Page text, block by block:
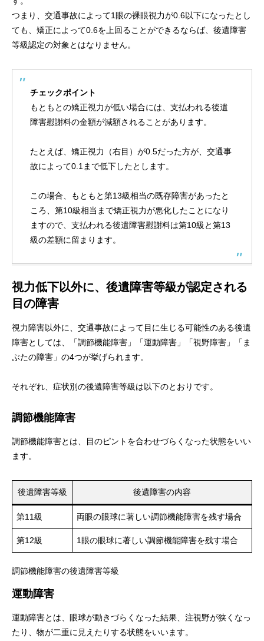
つまり、交通事故によって1眼の裸眼視力が0.6以下になったとし
ても、矯正によって0.6を上回ることができるならば、後遺障害
等級認定の対象とはなりません。
チェックポイント
もともとの矯正視力が低い場合には、支払われる後遺
障害慰謝料の金額が減額されることがあります。
たとえば、矯正視力（右目）が0.5だった方が、交通事
故によって0.1まで低下したとします。
この場合、もともと第13級相当の既存障害があったと
ころ、第10級相当まで矯正視力が悪化したことになり
ますので、支払われる後遺障害慰謝料は第10級と第13
級の差額に留まります。
視力低下以外に、後遺障害等級が認定される
目の障害
視力障害以外に、交通事故によって目に生じる可能性のある後遺
障害としては、「調節機能障害」「運動障害」「視野障害」「ま
ぶたの障害」の4つが挙げられます。
それぞれ、症状別の後遺障害等級は以下のとおりです。
調節機能障害
調節機能障害とは、目のピントを合わせづらくなった状態をいい
ます。
後遺障害等級 後遺障害の内容
第11級 両眼の眼球に著しい調節機能障害を残す場合
第12級 1眼の眼球に著しい調節機能障害を残す場合
調節機能障害の後遺障害等級
運動障害
運動障害とは、眼球が動きづらくなった結果、注視野が狭くなっ
たり、物が二重に見えたりする状態をいいます。